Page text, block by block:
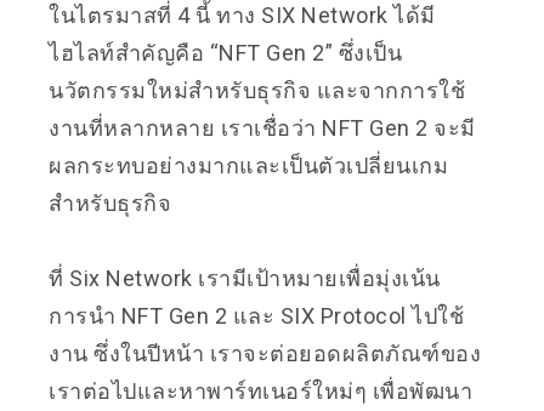
ในไตรมาสที่ 4 นี้ ทาง SIX Network ได้มี
ไฮไลท์สำคัญคือ “NFT Gen 2” ซึ่งเป็น
นวัตกรรมใหม่สำหรับธุรกิจ และจากการใช้
งานที่หลากหลาย เราเชื่อว่า NFT Gen 2 จะมี
ผลกระทบอย่างมากและเป็นตัวเปลี่ยนเกม
สำหรับธุรกิจ
ที่ Six Network เรามีเป้าหมายเพื่อมุ่งเน้น
การนำ NFT Gen 2 และ SIX Protocol ไปใช้
งาน ซึ่งในปีหน้า เราจะต่อยอดผลิตภัณฑ์ของ
เราต่อไปและหาพาร์ทเนอร์ใหม่ๆ เพื่อพัฒนา